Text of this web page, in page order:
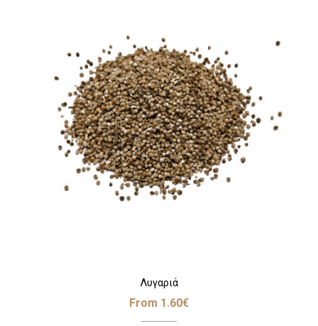
Λυγαριά
From 1.60€